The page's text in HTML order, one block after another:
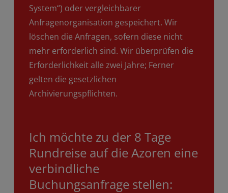
System“) oder vergleichbarer
Anfragenorganisation gespeichert. Wir
löschen die Anfragen, sofern diese nicht
mehr erforderlich sind. Wir überprüfen die
Erforderlichkeit alle zwei Jahre; Ferner
gelten die gesetzlichen
Archivierungspflichten.
Ich möchte zu der 8 Tage
Rundreise auf die Azoren eine
verbindliche
Buchungsanfrage stellen: